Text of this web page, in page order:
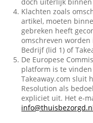
Klachten zoals
artikel, moeten
gebreken heeft
omschreven
Bedrijf (lid 1) of
De Europese
platform is te
Takeaway.com sluit
Resolution als
expliciet uit. Het e-